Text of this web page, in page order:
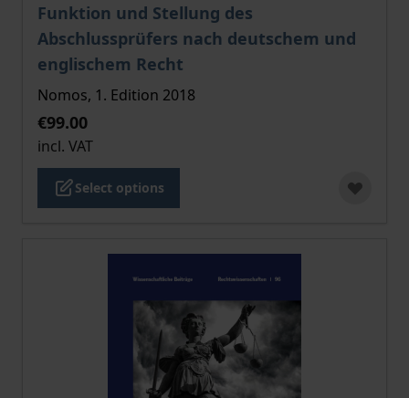
Funktion und Stellung des
Abschlussprüfers nach deutschem und
englischem Recht
Nomos, 1. Edition 2018
€99.00
incl. VAT
Select options